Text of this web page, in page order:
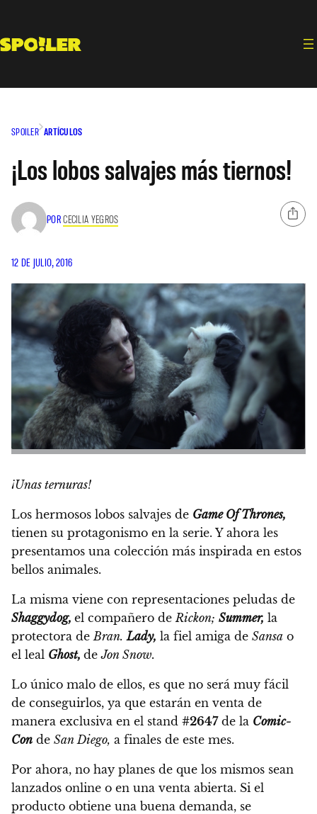
contenido
SPOILER ARTÍCULOS
¡Los lobos salvajes más tiernos!
PORCECILIA YEGROS
12 DE JULIO, 2016
¡Unas ternuras!
Los hermosos lobos salvajes de Game Of Thrones,
tienen su protagonismo en la serie. Y ahora les
presentamos una colección más inspirada en estos
bellos animales.
La misma viene con representaciones peludas de
Shaggydog, el compañero deRickon; Summer, la
protectora deBran. Lady, la fiel amiga de Sansa o
el leal Ghost, deJon Snow.
Lo único malo de ellos, es que no será muy fácil
de conseguirlos, ya que estarán en venta de
manera exclusiva en el stand #2647de la Comic-
Con de San Diego, a finales de este mes.
Por ahora, no hay planes de que los mismos sean
lanzados online o en una venta abierta. Si el
producto obtiene una buena demanda, se